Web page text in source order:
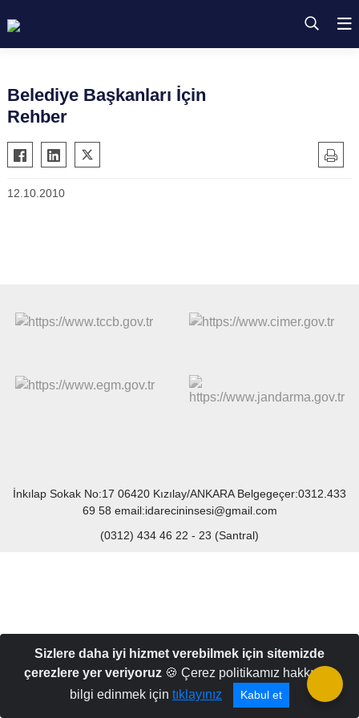
Belediye Başkanları İçin
Rehber
12.10.2010
İnkılap Sokak No:17 06420 Kızılay/ANKARA Belgegeçer:0312.433
69 58 email:idarecininsesi@gmail.com
(0312) 434 46 22 - 23 (Santral)
Sizlere daha iyi hizmet verebilmek için sitemizde
çerezlere yer veriyoruz 🍪 Çerez politikamız hakkında
bilgi edinmek için tıklayınız Kabul et